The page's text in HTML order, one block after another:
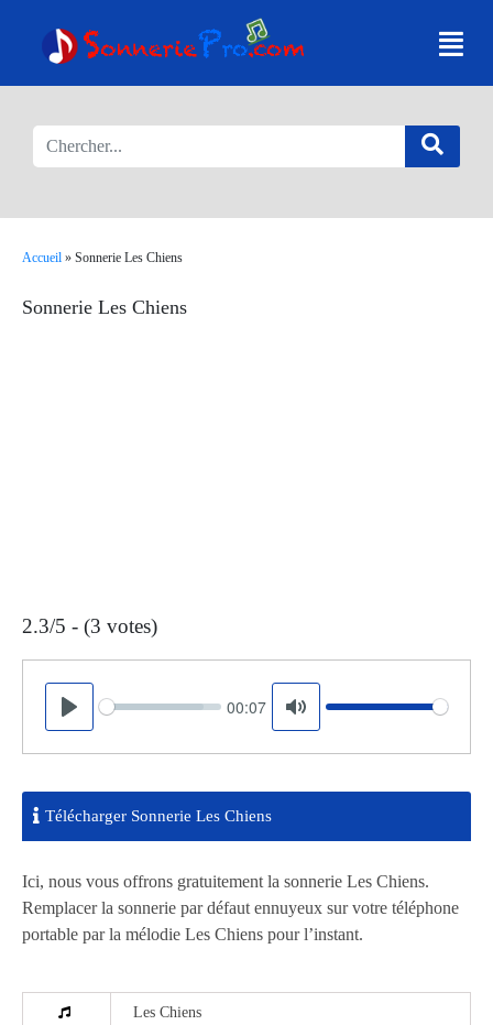
Accueil » Sonnerie Les Chiens
Sonnerie Les Chiens
2.3/5 - (3 votes)
Play
Seek 00:07
Mute
Volume
Télécharger Sonnerie Les Chiens
Ici, nous vous offrons gratuitement la sonnerie Les Chiens.
Remplacer la sonnerie par défaut ennuyeux sur votre téléphone
portable par la mélodie Les Chiens pour l’instant.
Les Chiens